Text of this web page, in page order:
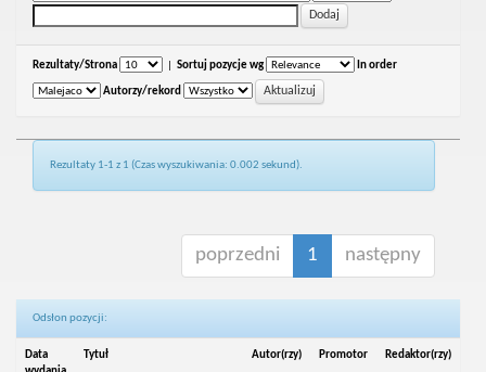
Rezultaty/Strona Sortuj pozycje wg In order
Autorzy/rekord
Rezultaty 1-1 z 1 (Czas wyszukiwania: 0.002 sekund).
poprzedni 1 następny
Odsłon pozycji:
Data
Tytuł Autor(rzy) Promotor Redaktor(rzy)